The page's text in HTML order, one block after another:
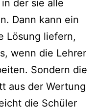
der sie alle
Dann kann ein
Lösung liefern,
wenn die Lehrer
Sondern die
aus der Wertung
die Schüler